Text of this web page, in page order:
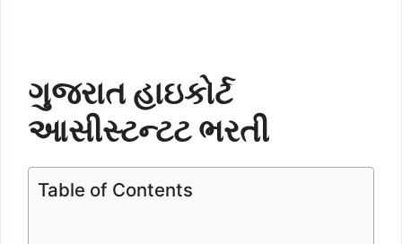
ગુજરાત હાઇકોર્ટ
આસીસ્ટન્ટટભરતી
Table of Contents